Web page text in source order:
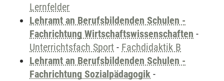
Lernfelder
Lehramt an Berufsbildenden Schulen -
Fachrichtung Wirtschaftswissenschaften -
Unterrichtsfach Sport - Fachdidaktik B
Lehramt an Berufsbildenden Schulen -
Fachrichtung Sozialpädagogik -